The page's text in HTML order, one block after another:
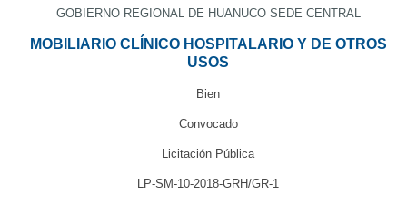
GOBIERNO REGIONAL DE HUANUCO SEDE CENTRAL
MOBILIARIO CLÍNICO HOSPITALARIO Y DE OTROS
USOS
Bien
Convocado
Licitación Pública
LP-SM-10-2018-GRH/GR-1